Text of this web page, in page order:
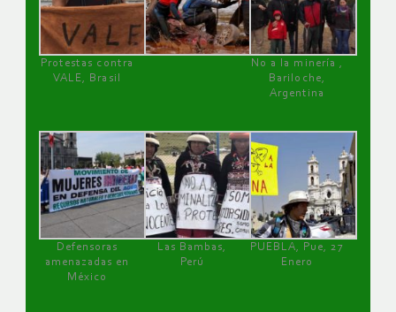
Protestas contra
VALE, Brasil
No a la minería ,
Bariloche,
Argentina
Defensoras
amenazadas en
México
Las Bambas,
Perú
PUEBLA, Pue, 27
Enero